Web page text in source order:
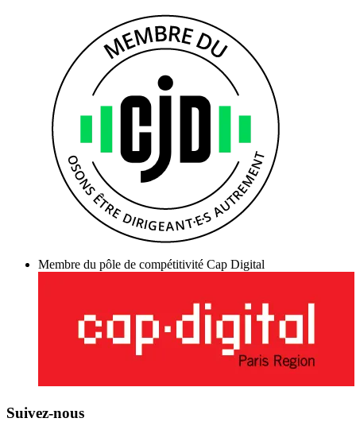
Membre du pôle de compétitivité Cap Digital
Suivez-nous